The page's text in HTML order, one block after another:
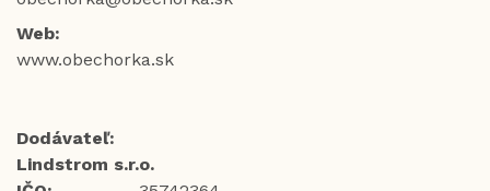
Web:
www.obechorka.sk
Dodávateľ:
Lindstrom s.r.o.